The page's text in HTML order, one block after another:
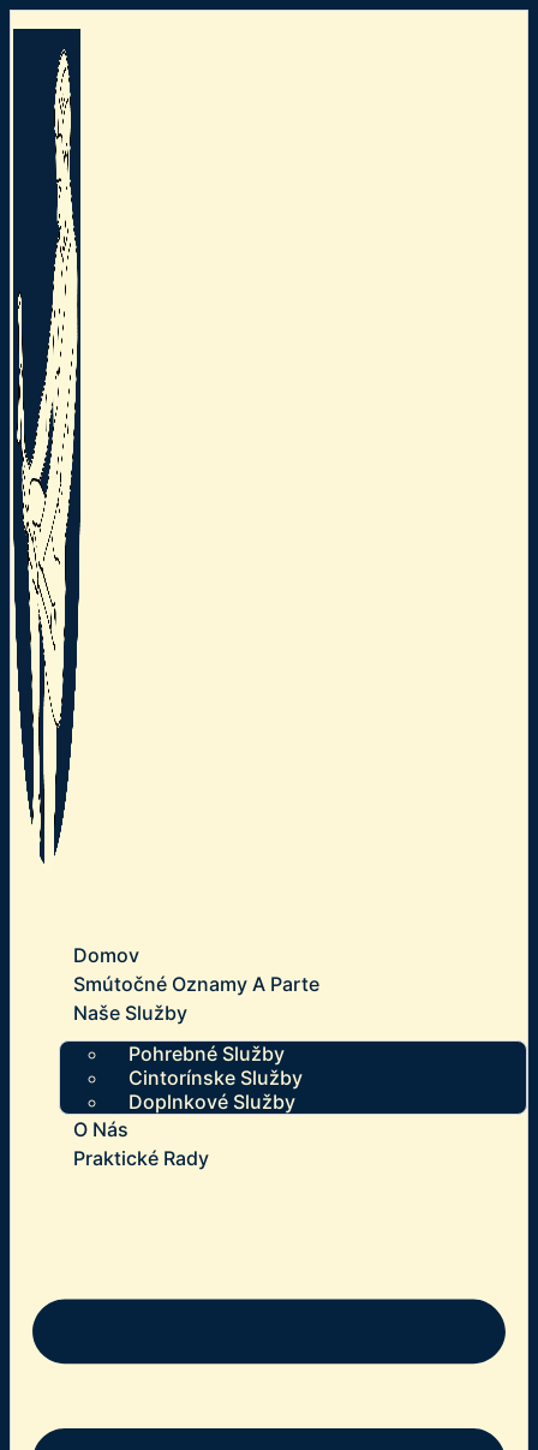
Domov
Smútočné Oznamy A Parte
Naše Služby
Pohrebné Služby
Cintorínske Služby
Doplnkové Služby
O Nás
Praktické Rady